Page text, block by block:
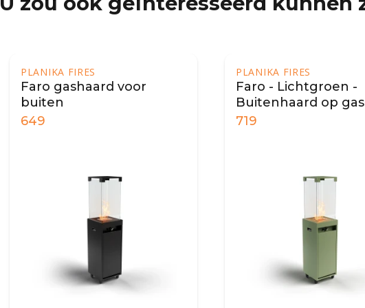
PLANIKA FIRES
Faro gashaard voor
buiten
649
PLANIKA FIRES
Faro - Lichtgroen -
Buitenhaard op gas
719